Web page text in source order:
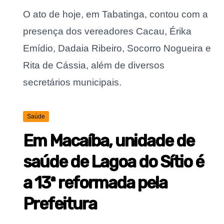
O ato de hoje, em Tabatinga, contou com a
presença dos vereadores Cacau, Érika
Emídio, Dadaia Ribeiro, Socorro Nogueira e
Rita de Cássia, além de diversos
secretários municipais.
Saúde
Em Macaíba, unidade de
saúde de Lagoa do Sítio é
a 13ª reformada pela
Prefeitura